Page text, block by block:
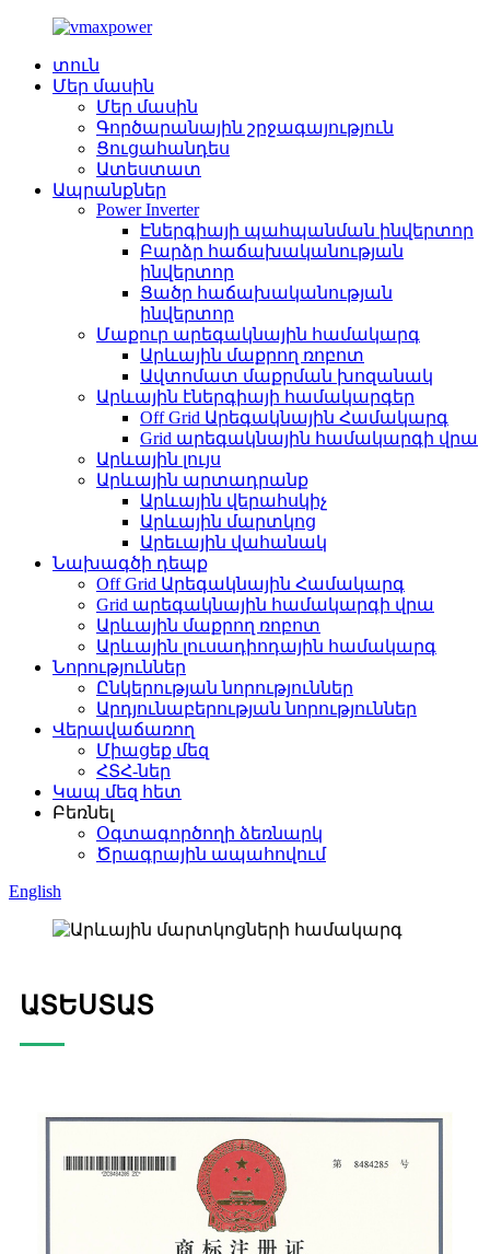
տուն
Մեր մասին
Մեր մասին
Գործարանային շրջագայություն
Ցուցահանդես
Ատեստատ
Ապրանքներ
Power Inverter
Էներգիայի պահպանման ինվերտոր
Բարձր հաճախականության
ինվերտոր
Ցածր հաճախականության
ինվերտոր
Մաքուր արեգակնային համակարգ
Արևային մաքրող ռոբոտ
Ավտոմատ մաքրման խոզանակ
Արևային էներգիայի համակարգեր
Off Grid Արեգակնային Համակարգ
Grid արեգակնային համակարգի վրա
Արևային լույս
Արևային արտադրանք
Արևային վերահսկիչ
Արևային մարտկոց
Արեւային վահանակ
Նախագծի դեպք
Off Grid Արեգակնային Համակարգ
Grid արեգակնային համակարգի վրա
Արևային մաքրող ռոբոտ
Արևային լուսադիոդային համակարգ
Նորություններ
Ընկերության նորություններ
Արդյունաբերության նորություններ
Վերավաճառող
Միացեք մեզ
ՀՏՀ-ներ
Կապ մեզ հետ
Բեռնել
Օգտագործողի ձեռնարկ
Ծրագրային ապահովում
English
ԱՏԵՍՏԱՏ